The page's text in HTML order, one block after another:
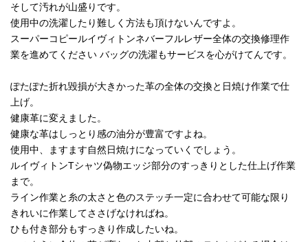
そして汚れが山盛りです。
使用中の洗濯したり難しく方法も頂けないんですよ。
スーパーコピールイヴィトンネバーフルレザー全体の交換修理作
業を進めてください バッグの洗濯もサービスを心がけてんです。
ぽたぽた折れ毀損が大きかった革の全体の交換と日焼け作業で仕
上げ。
健康革に変えました。
健康な革はしっとり感の油分が豊富ですよね。
使用中、ますます自然日焼けになっていくでしょう。
ルイヴィトンTシャツ偽物エッジ部分のすっきりとした仕上げ作業
まで。
ライン作業と糸の太さと色のステッチ一定に合わせて可能な限り
きれいに作業してささげなければね。
ひも付き部分もすっきり作成したいね。